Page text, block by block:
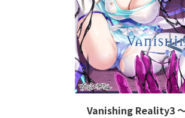
Vanishing Reality3